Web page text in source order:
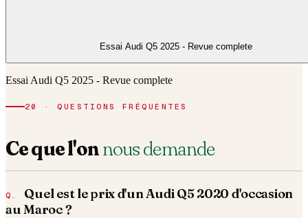
Essai Audi Q5 2025 - Revue complete
Essai Audi Q5 2025 - Revue complete
20 · QUESTIONS FRÉQUENTES
Ce que l'onnous demande
Quel est le prix d'un Audi Q5 2020 d'occasion
au Maroc ?